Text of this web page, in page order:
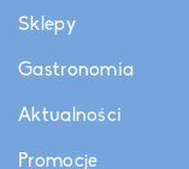
Sklepy
Gastronomia
Aktualności
Promocje